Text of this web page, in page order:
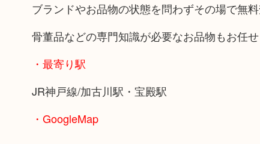
ブランドやお品物の状態を問わずその場で無
骨董品などの専門知識が必要なお品物もお任せ
・最寄り駅
JR神戸線/加古川駅・宝殿駅
・GoogleMap